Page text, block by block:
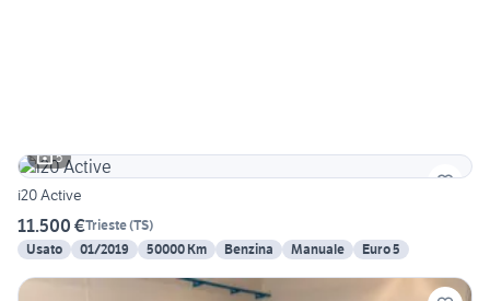
5
i20 Active
11.500 €Trieste(TS)
Usato
01/2019 50000 Km Benzina Manuale Euro 5